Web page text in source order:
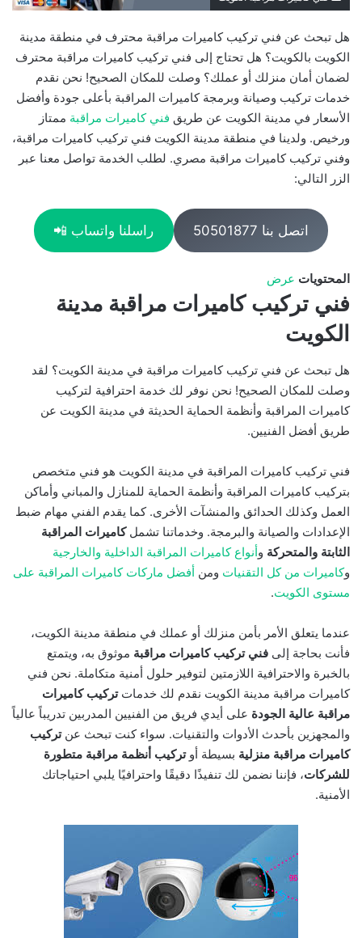
هل تبحث عن فني تركيب كاميرات مراقبة محترف في منطقة مدينة
الكويت بالكويت؟ هل تحتاج إلى فني تركيب كاميرات مراقبة محترف
لضمان أمان منزلك أو عملك؟ وصلت للمكان الصحيح! نحن نقدم
خدمات تركيب وصيانة وبرمجة كاميرات المراقبة بأعلى جودة وأفضل
الأسعار في مدينة الكويت عن طريق فني كاميرات مراقبة ممتاز
ورخيص. ولدينا في منطقة مدينة الكويت فني تركيب كاميرات مراقبة،
وفني تركيب كاميرات مراقبة مصري. لطلب الخدمة تواصل معنا عبر
الزر التالي:
اتصل بنا 50501877 راسلنا واتساب 📲
المحتويات عرض
فني تركيب كاميرات مراقبة مدينة
الكويت
هل تبحث عن فني تركيب كاميرات مراقبة في مدينة الكويت؟ لقد
وصلت للمكان الصحيح! نحن نوفر لك خدمة احترافية لتركيب
كاميرات المراقبة وأنظمة الحماية الحديثة في مدينة الكويت عن
طريق أفضل الفنيين.
فني تركيب كاميرات المراقبة في مدينة الكويت هو فني متخصص
بتركيب كاميرات المراقبة وأنظمة الحماية للمنازل والمباني وأماكن
العمل وكذلك الحدائق والمنشآت الأخرى. كما يقدم الفني مهام ضبط
الإعدادات والصيانة والبرمجة. وخدماتنا تشملكاميرات المراقبة
الثابتة والمتحركة وأنواع كاميرات المراقبة الداخلية والخارجية
وكاميرات من كل التقنيات ومن أفضل ماركات كاميرات المراقبة على
مستوى الكويت.
عندما يتعلق الأمر بأمن منزلك أو عملك في منطقة مدينة الكويت،
فأنت بحاجة إلى فني تركيب كاميرات مراقبة موثوق به، ويتمتع
بالخبرة والاحترافية اللازمتين لتوفير حلول أمنية متكاملة. نحن فني
كاميرات مراقبة مدينة الكويت نقدم لك خدماتتركيب كاميرات
مراقبة عالية الجودة على أيدي فريق من الفنيين المدربين تدريباً عالياً
والمجهزين بأحدث الأدوات والتقنيات. سواء كنت تبحث عنتركيب
كاميرات مراقبة منزلية بسيطة أوتركيب أنظمة مراقبة متطورة
للشركات، فإننا نضمن لك تنفيذًا دقيقًا واحترافيًا يلبي احتياجاتك
الأمنية.